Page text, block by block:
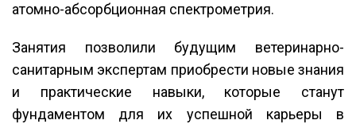
атомно-абсорбционная спектрометрия.
Занятия позволили будущим ветеринарно-
санитарным экспертам приобрести новые знания
и практические навыки, которые станут
фундаментом для их успешной карьеры в